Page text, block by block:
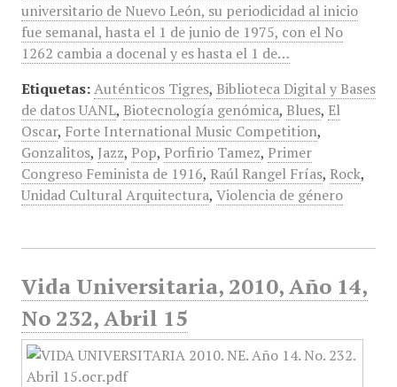
universitario de Nuevo León, su periodicidad al inicio
fue semanal, hasta el 1 de junio de 1975, con el No
1262 cambia a docenal y es hasta el 1 de…
Etiquetas: Auténticos Tigres, Biblioteca Digital y Bases
de datos UANL, Biotecnología genómica, Blues, El
Oscar, Forte International Music Competition,
Gonzalitos, Jazz, Pop, Porfirio Tamez, Primer
Congreso Feminista de 1916, Raúl Rangel Frías, Rock,
Unidad Cultural Arquitectura, Violencia de género
Vida Universitaria, 2010, Año 14,
No 232, Abril 15